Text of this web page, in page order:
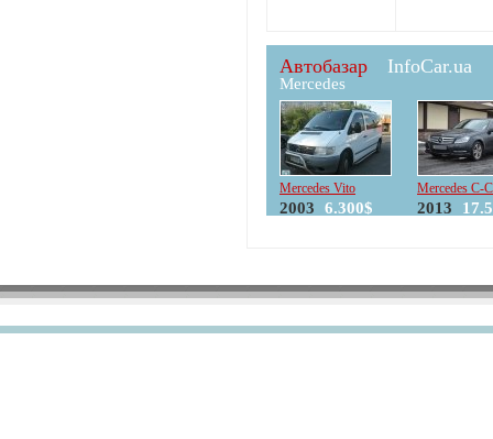
Автобазар InfoCar.ua
Mercedes
Mercedes Vito
2003 6.300$
Mercedes C-
2013